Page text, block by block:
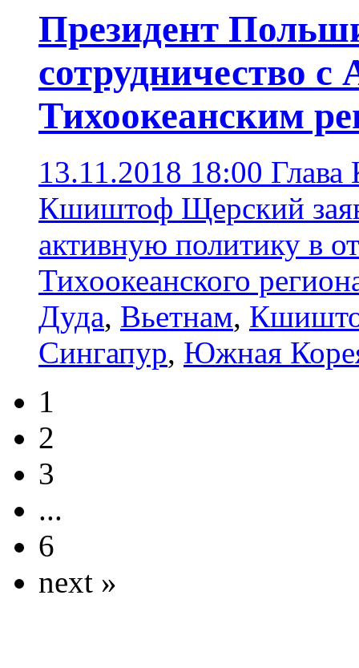
Президент
сотрудничество с
Тихоокеанским
13.11.2018 18:00 Глава
Кшиштоф Щерский
активную политику в
Тихоокеанского
Дуда, Вьетнам,
Сингапур, Южная
1
2
3
...
6
next »